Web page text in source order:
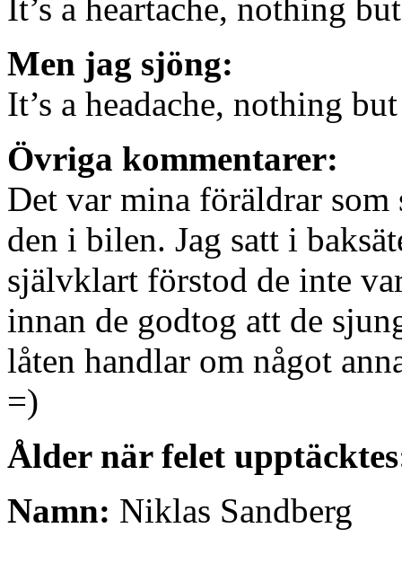
It’s a heartache, nothing
Men jag sjöng:
It’s a headache, nothing
Övriga kommentarer:
Det var mina föräldrar som
den i bilen. Jag satt i
självklart förstod de inte
innan de godtog att de
låten handlar om något
=)
Ålder när felet
Namn: Niklas Sandberg